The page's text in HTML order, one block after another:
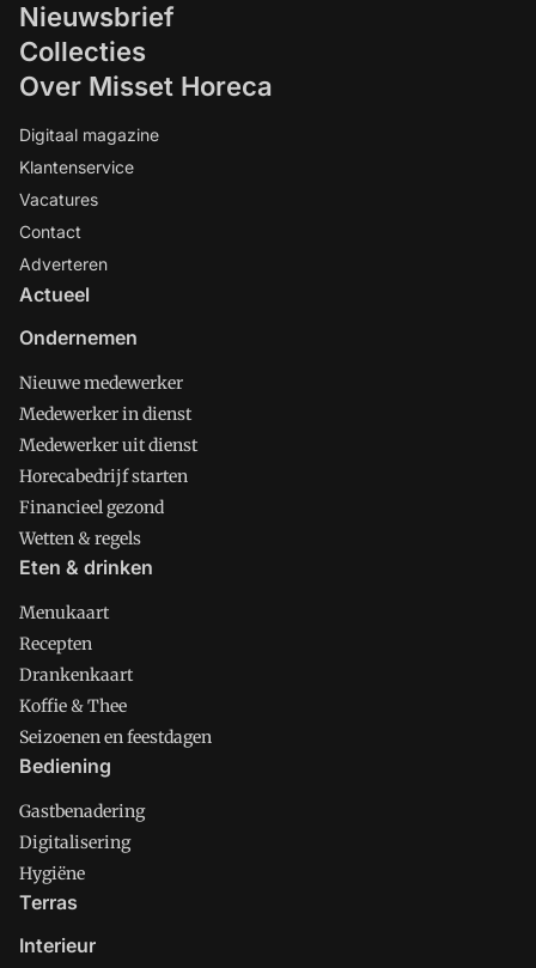
Nieuwsbrief
Collecties
Over Misset Horeca
Digitaal magazine
Klantenservice
Vacatures
Contact
Adverteren
Actueel
Ondernemen
Nieuwe medewerker
Medewerker in dienst
Medewerker uit dienst
Horecabedrijf starten
Financieel gezond
Wetten & regels
Eten & drinken
Menukaart
Recepten
Drankenkaart
Koffie & Thee
Seizoenen en feestdagen
Bediening
Gastbenadering
Digitalisering
Hygiëne
Terras
Interieur